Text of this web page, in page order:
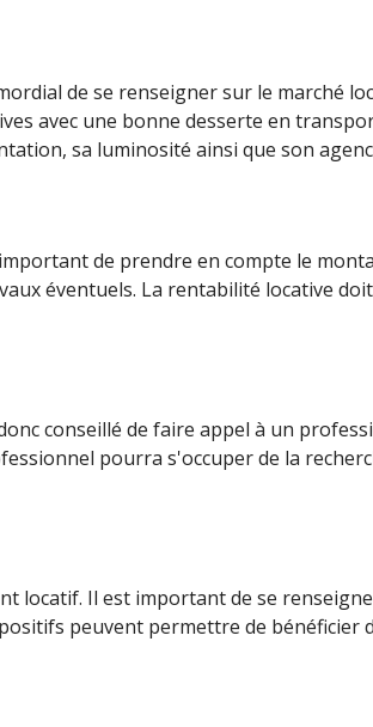
de se renseigner sur le marché
avec une bonne desserte en
sa luminosité ainsi que son
de prendre en compte le
éventuels. La rentabilité locative
conseillé de faire appel à un
pourra s'occuper de la
locatif. Il est important de se
peuvent permettre de bénéficier